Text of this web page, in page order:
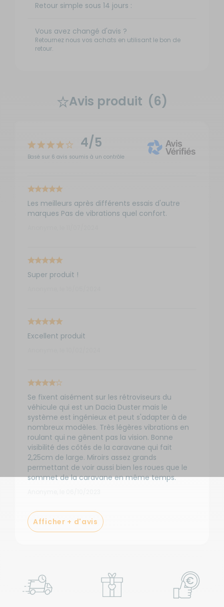
Retour simple sous 14 jours :
Vous avez changé d'avis ?
Retournez nous vos achats en utilisant le bon de
retour.
Avis produit (6)
4/5
Basé sur 6 avis soumis à un contrôle
Les meilleurs après différents essais d'autre
marques Pas de vibrations quel confort.
Super produit !
Excellent produit
Se fixent aisément sur les rétroviseurs du
véhicule qui est un Dacia Duster mais le
système est ingénieux et peut s'adapter à de
nombreux modèles. Très légères vibrations en
roulant qui ne gênent pas la vision. Bonne
visibilité des côtés de la caravane qui fait
2,25cm de large. Miroirs assez grands
permettant de voir aussi bien les roues que le
sommet de la caravane en même temps.
Afficher + d'avis